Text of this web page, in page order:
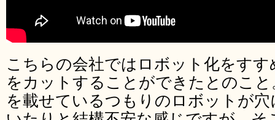
こちらの会社ではロボット化をす
をカットすることができたとのこ
を載せているつもりのロボットが